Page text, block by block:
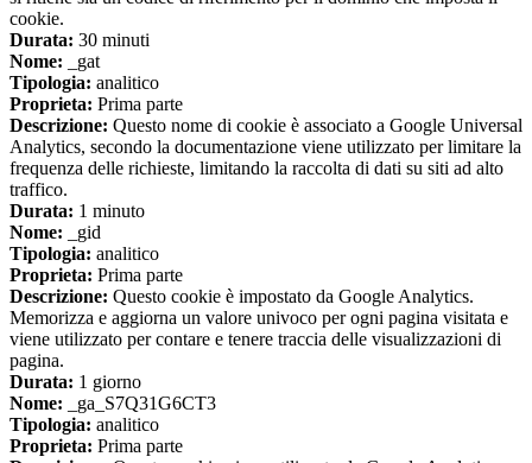
cookie.
Durata: 30 minuti
Nome: _gat
Tipologia: analitico
Proprieta: Prima parte
Descrizione: Questo nome di cookie è associato a Google Universal
Analytics, secondo la documentazione viene utilizzato per limitare la
frequenza delle richieste, limitando la raccolta di dati su siti ad alto
traffico.
Durata: 1 minuto
Nome: _gid
Tipologia: analitico
Proprieta: Prima parte
Descrizione: Questo cookie è impostato da Google Analytics.
Memorizza e aggiorna un valore univoco per ogni pagina visitata e
viene utilizzato per contare e tenere traccia delle visualizzazioni di
pagina.
Durata: 1 giorno
Nome: _ga_S7Q31G6CT3
Tipologia: analitico
Proprieta: Prima parte